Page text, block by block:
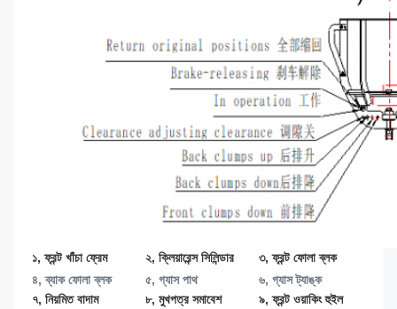
১, ফ্রন্ট খাঁচা ফ্রেম
৪, ব্যাক ফোলা ব্লক
২, ক্লিয়ারেন্স সিলিন্ডার
৫, গ্যাস পাথ
৩, ফ্রন্ট ফোলা ব্লক
৬, গ্যাস ট্যাঙ্ক
৭, নিয়মিত বাদাম
৮, মুখপত্র সমাবেশ
৯, ফ্রন্ট ওয়াকিং হুইল